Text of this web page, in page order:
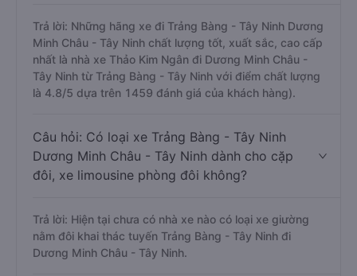
Trả lời: Những hãng xe đi Trảng Bàng - Tây Ninh Dương
Minh Châu - Tây Ninh chất lượng tốt, xuất sắc, cao cấp
nhất là nhà xe Thảo Kim Ngân đi Dương Minh Châu -
Tây Ninh từ Trảng Bàng - Tây Ninh với điểm chất lượng
là 4.8/5 dựa trên 1459 đánh giá của khách hàng).
Câu hỏi: Có loại xe Trảng Bàng - Tây Ninh
Dương Minh Châu - Tây Ninh dành cho cặp
đôi, xe limousine phòng đôi không?
Trả lời: Hiện tại chưa có nhà xe nào có loại xe giường
nằm đôi khai thác tuyến Trảng Bàng - Tây Ninh đi
Dương Minh Châu - Tây Ninh.